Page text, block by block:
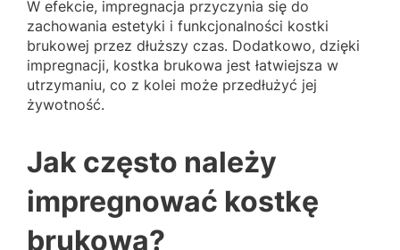
W efekcie, impregnacja przyczynia się do
zachowania estetyki i funkcjonalności kostki
brukowej przez dłuższy czas. Dodatkowo, dzięki
impregnacji, kostka brukowa jest łatwiejsza w
utrzymaniu, co z kolei może przedłużyć jej
żywotność.
Jak często należy
impregnować kostkę
brukową?